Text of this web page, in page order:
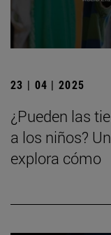
23 | 04 | 2025
¿Pueden las
a los niños?
explora cómo